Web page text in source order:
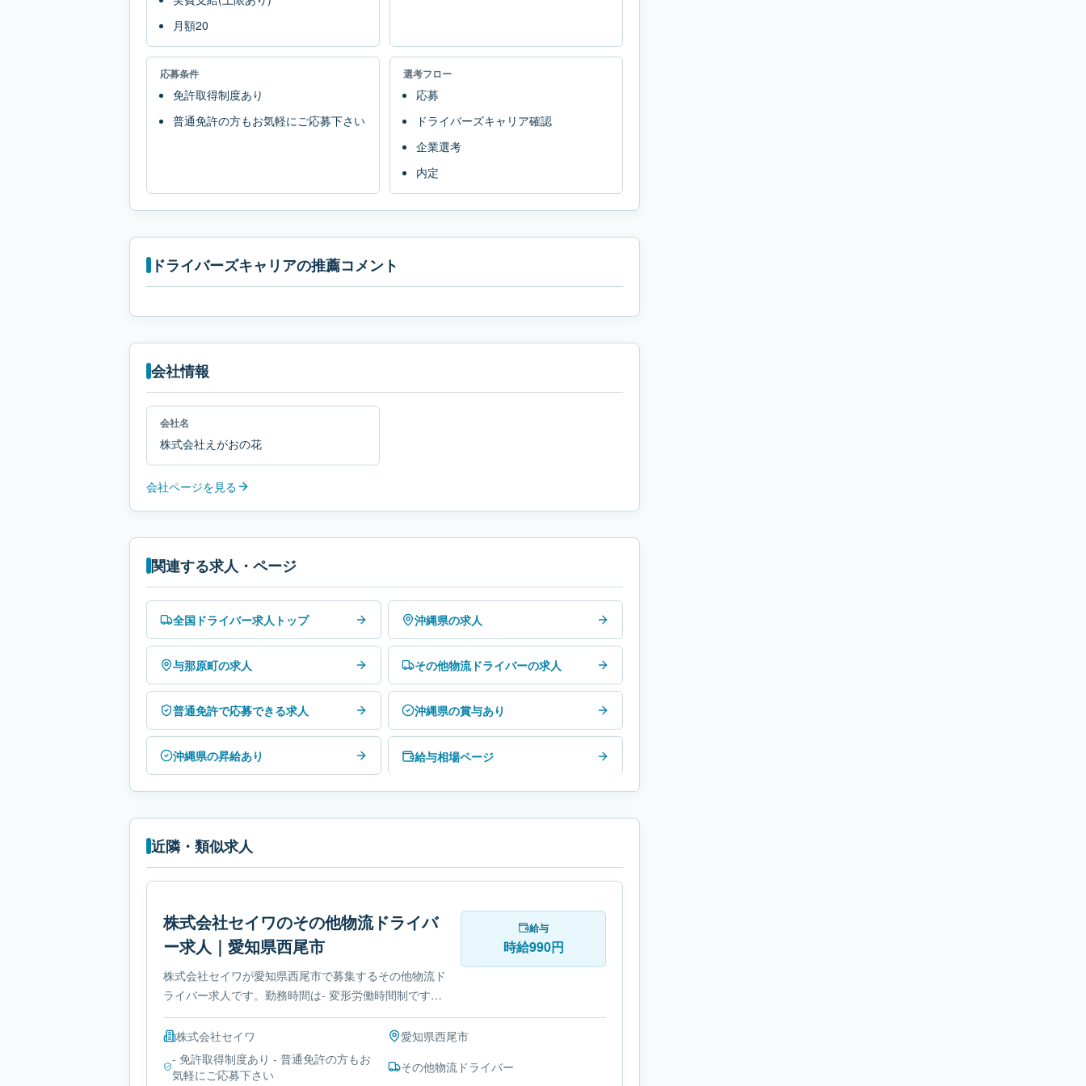
月額20
応募条件
免許取得制度あり
普通免許の方もお気軽にご応募下さい
選考フロー
応募
ドライバーズキャリア確認
企業選考
内定
ドライバーズキャリアの推薦コメント
会社情報
会社名
株式会社えがおの花
会社ページを見る
関連する求人・ページ
全国ドライバー求人トップ 沖縄県の求人
与那原町の求人 その他物流ドライバーの求人
普通免許で応募できる求人 沖縄県の賞与あり
沖縄県の昇給あり 給与相場ページ
近隣・類似求人
株式会社セイワのその他物流ドライバ
ー求人｜愛知県西尾市
株式会社セイワが愛知県西尾市で募集するその他物流ド
ライバー求人です。勤務時間は- 変形労働時間制です。
必要免許は- 免許取得制度ありです。
給与
時給990円
株式会社セイワ 愛知県西尾市
- 免許取得制度あり - 普通免許の方もお
気軽にご応募下さい
その他物流ドライバー